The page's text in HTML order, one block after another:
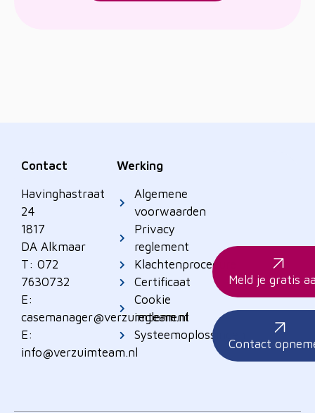
Contact
Havinghastraat
24
1817
DA Alkmaar
T: 072
7630732
E:
casemanager@verzuimteam.nl
E:
info@verzuimteam.nl
Werking
Algemene
voorwaarden
Privacy
reglement
Klachtenprocedure
Certificaat
Cookie
reglement
Systeemoplossingen
Meld je gratis
Contact